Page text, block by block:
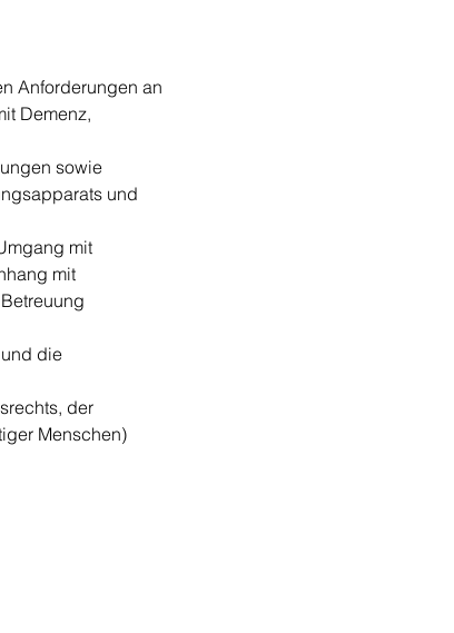
Anforderungen an
Demenz,
sowie
und
mit
mit
die
der
Menschen)